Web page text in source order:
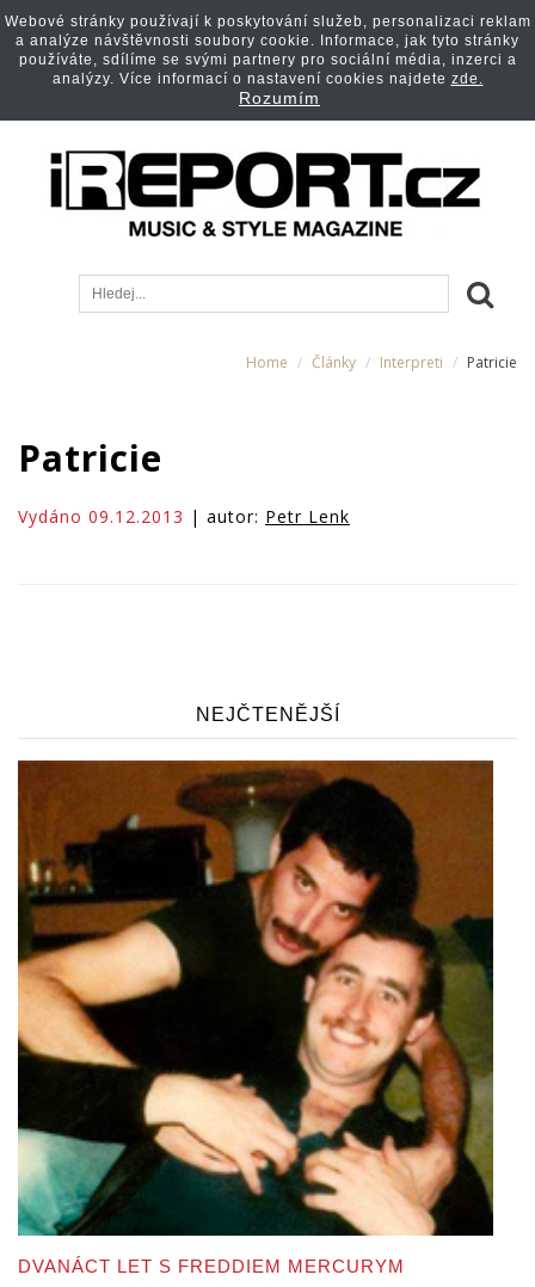
Home Články Interpreti Patricie
Patricie
Vydáno 09.12.2013 | autor: Petr Lenk
NEJČTENĚJŠÍ
DVANÁCT LET S FREDDIEM MERCURYM
Webové stránky používají k poskytování služeb, personalizaci reklam
a analýze návštěvnosti soubory cookie. Informace, jak tyto stránky
používáte, sdílíme se svými partnery pro sociální média, inzerci a
analýzy. Více informací o nastavení cookies najdete zde.
Rozumím